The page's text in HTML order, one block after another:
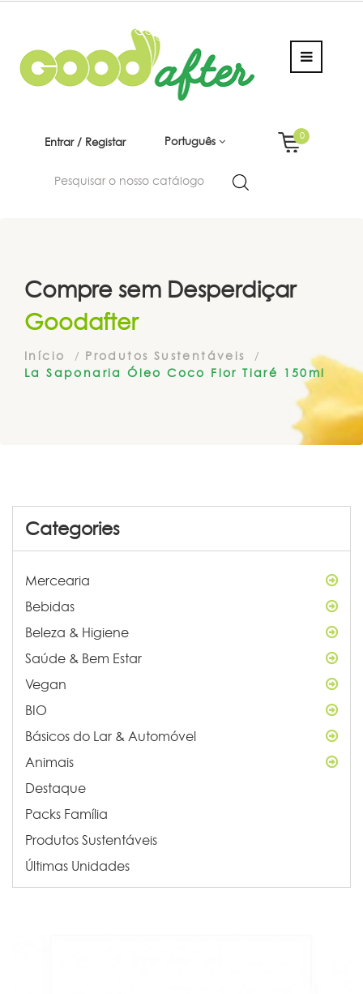
Entrar / Registar Português
0
Compre sem Desperdiçar
Goodafter
Início
Produtos Sustentáveis
La Saponaria Óleo Coco Flor Tiaré 150ml
Categories
Mercearia
Bebidas
Beleza & Higiene
Saúde & Bem Estar
Vegan
BIO
Básicos do Lar & Automóvel
Animais
Destaque
Packs Família
Produtos Sustentáveis
Últimas Unidades